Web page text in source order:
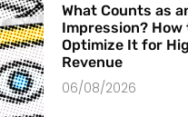
What Counts as
Impression? How
Optimize It for
Revenue
06/08/2026